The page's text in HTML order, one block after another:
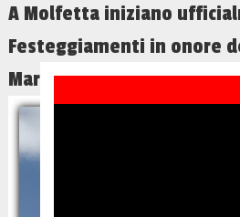
A Molfetta iniziano
Festeggiamenti in onore
Martiri